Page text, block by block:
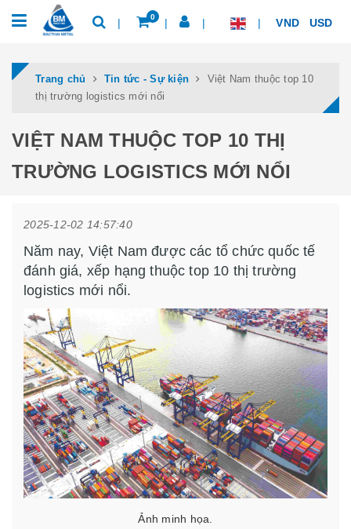
0 VND USD
Trang chủ Tin tức - Sự kiện
Việt Nam thuộc top 10
thị trường logistics mới nổi
VIỆT NAM THUỘC TOP 10 THỊ
TRƯỜNG LOGISTICS MỚI NỔI
2025-12-02 14:57:40
Năm nay, Việt Nam được các tổ chức quốc tế
đánh giá, xếp hạng thuộc top 10 thị trường
logistics mới nổi.
Ảnh minh họa.